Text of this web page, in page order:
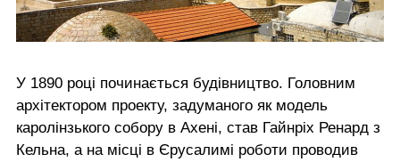
У 1890 році починається будівництво. Головним
архітектором проекту, задуманого як модель
каролінзького собору в Ахені, став Гайнріх Ренард з
Кельна, а на місці в Єрусалимі роботи проводив